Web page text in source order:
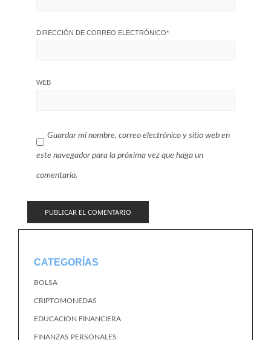
DIRECCIÓN DE CORREO ELECTRÓNICO*
WEB
Guardar mi nombre, correo electrónico y sitio web en
este navegador para la próxima vez que haga un
comentario.
CATEGORÍAS
BOLSA
CRIPTOMONEDAS
EDUCACION FINANCIERA
FINANZAS PERSONALES